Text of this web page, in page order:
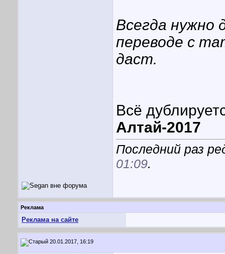
Всегда нужно
переводе с
даст.
Всё
Алтай-2017
Последний раз
01:09.
Реклама
Реклама на сайте
20.01.2017, 16:19